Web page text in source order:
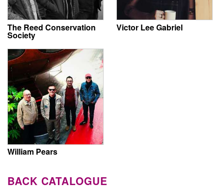
The Reed Conservation
Society
Victor Lee Gabriel
William Pears
BACK CATALOGUE